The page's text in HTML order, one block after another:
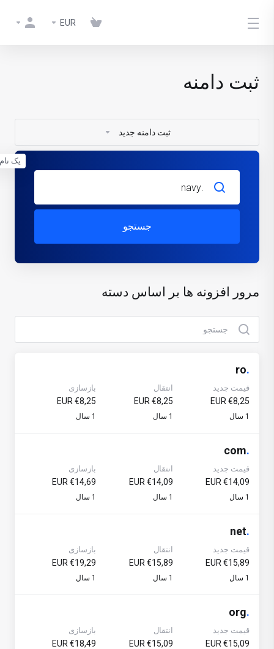
EUR
ثبت دامنه
ثبت دامنه جدید
جستجو
مرور افزونه ها بر اساس دسته
.
ro
قیمت جدید
€8,25 EUR
1 سال
انتقال
€8,25 EUR
1 سال
بازسازی
€8,25 EUR
1 سال
.
com
قیمت جدید
€14,09 EUR
1 سال
انتقال
€14,09 EUR
1 سال
بازسازی
€14,69 EUR
1 سال
.
net
قیمت جدید
€15,89 EUR
1 سال
انتقال
€15,89 EUR
1 سال
بازسازی
€19,29 EUR
1 سال
.
org
قیمت جدید
€15,09 EUR
انتقال
€15,09 EUR
بازسازی
€18,49 EUR
یک